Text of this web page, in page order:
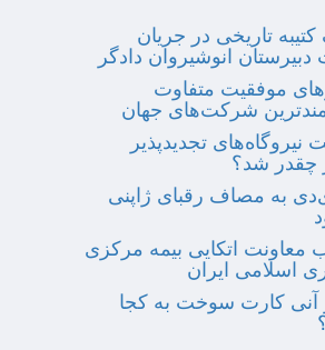
تاریخی در جریان
انوشیروان دادگر
موفقیت متفاوت
شرکت‌های جهان
نیروگاه‌های تجدیدپذیر
چقدر شد؟
به مصاف رقبای ژاپنی
معاونت اتکایی بیمه مرکزی
اسلامی ایران
آنی کارت سوخت به کجا